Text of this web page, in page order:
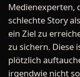
Medienexperten,
schlechte Story
ein Ziel zu
zu sichern. Diese
plötzlich
irgendwie nicht